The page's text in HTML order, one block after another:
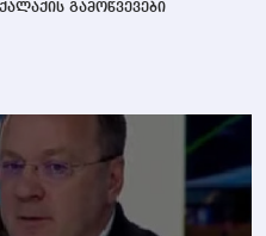
გამოწვევები